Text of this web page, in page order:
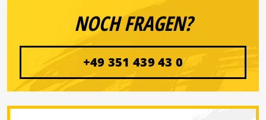
NOCH FRAGEN?
+49 351 439 43 0